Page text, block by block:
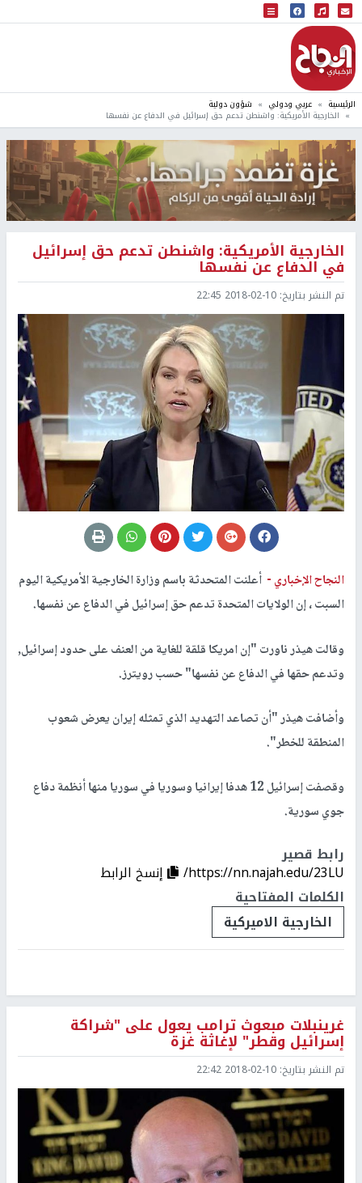
البث المباشر
إذاعة النجاح
الرئيسية عربي ودولي شؤون دولية
الخارجية الأمريكية: واشنطن تدعم حق إسرائيل في الدفاع عن نفسها
الخارجية الأمريكية: واشنطن تدعم حق إسرائيل
في الدفاع عن نفسها
تم النشر بتاريخ: 2018-02-10 22:45
النجاح الإخباري - أعلنت المتحدثة باسم وزارة الخارجية الأمريكية اليوم
السبت ، إن الولايات المتحدة تدعم حق إسرائيل في الدفاع عن نفسها.
وقالت هيذر ناورت "إن امريكا قلقة للغاية من العنف على حدود إسرائيل,
وتدعم حقها في الدفاع عن نفسها" حسب رويترز.
وأضافت هيذر "أن تصاعد التهديد الذي تمثله إيران يعرض شعوب
المنطقة للخطر".
وقصفت إسرائيل 12 هدفا إيرانيا وسوريا في سوريا منها أنظمة دفاع
جوي سورية.
رابط قصير
https://nn.najah.edu/23LU/
إنسخ الرابط
الكلمات المفتاحية
الخارجية الاميركية
غرينبلات مبعوث ترامب يعول على "شراكة
إسرائيل وقطر" لإغاثة غزة
تم النشر بتاريخ: 2018-02-10 22:42